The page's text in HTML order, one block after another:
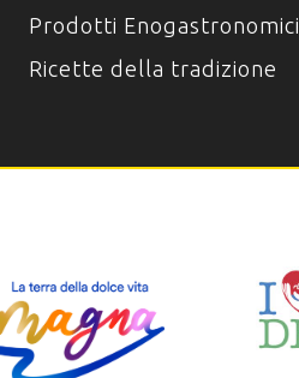
Prodotti Enogastronomici
Ricette della tradizione